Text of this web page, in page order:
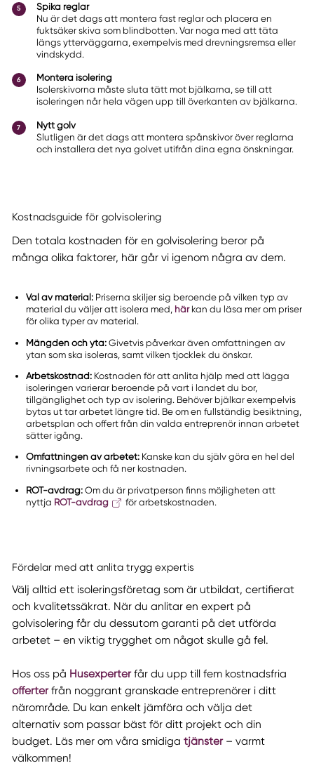
Spika reglar
Nu är det dags att montera fast reglar och placera en
fuktsäker skiva som blindbotten. Var noga med att täta
längs ytterväggarna, exempelvis med drevningsremsa eller
vindskydd.
Montera isolering
Isolerskivorna måste sluta tätt mot bjälkarna, se till att
isoleringen når hela vägen upp till överkanten av bjälkarna.
Nytt golv
Slutligen är det dags att montera spånskivor över reglarna
och installera det nya golvet utifrån dina egna önskningar.
Kostnadsguide för golvisolering
Den totala kostnaden för en golvisolering beror på
många olika faktorer, här går vi igenom några av dem.
Val av material: Priserna skiljer sig beroende på vilken typ av
material du väljer att isolera med, här kan du läsa mer om priser
för olika typer av material.
Mängden och yta: Givetvis påverkar även omfattningen av
ytan som ska isoleras, samt vilken tjocklek du önskar.
Arbetskostnad: Kostnaden för att anlita hjälp med att lägga
isoleringen varierar beroende på vart i landet du bor,
tillgänglighet och typ av isolering. Behöver bjälkar exempelvis
bytas ut tar arbetet längre tid. Be om en fullständig besiktning,
arbetsplan och offert från din valda entreprenör innan arbetet
sätter igång.
Omfattningen av arbetet: Kanske kan du själv göra en hel del
rivningsarbete och få ner kostnaden.
ROT-avdrag: Om du är privatperson finns möjligheten att
nyttja ROT-avdrag för arbetskostnaden.
Fördelar med att anlita trygg expertis
Välj alltid ett isoleringsföretag som är utbildat, certifierat
och kvalitetssäkrat. När du anlitar en expert på
golvisolering får du dessutom garanti på det utförda
arbetet – en viktig trygghet om något skulle gå fel.
Hos oss på Husexperterfår du upp till fem kostnadsfria
offerterfrån noggrant granskade entreprenörer i ditt
närområde. Du kan enkelt jämföra och välja det
alternativ som passar bäst för ditt projekt och din
budget. Läs mer om våra smidiga tjänster– varmt
välkommen!